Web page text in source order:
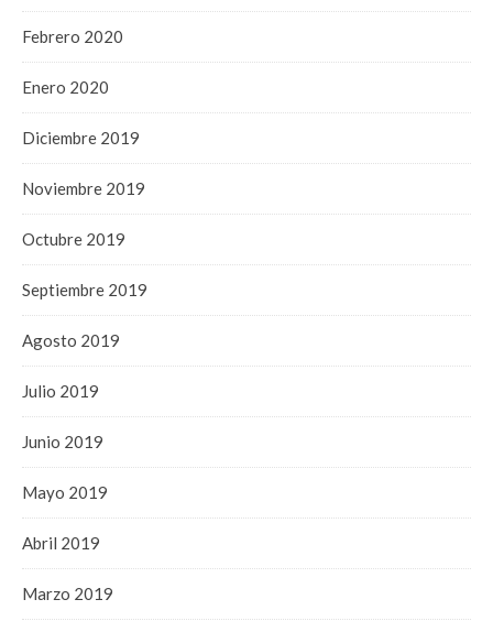
Febrero 2020
Enero 2020
Diciembre 2019
Noviembre 2019
Octubre 2019
Septiembre 2019
Agosto 2019
Julio 2019
Junio 2019
Mayo 2019
Abril 2019
Marzo 2019